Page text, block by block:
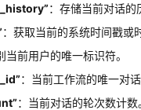
：存储当前对话的
：获取当前的系统时间戳或
当前用户的唯一标识符。
：当前工作流的唯一对话
：当前对话的轮次数计数